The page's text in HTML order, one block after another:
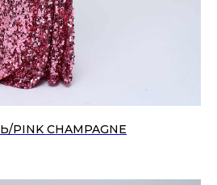
CHAMPAGNE